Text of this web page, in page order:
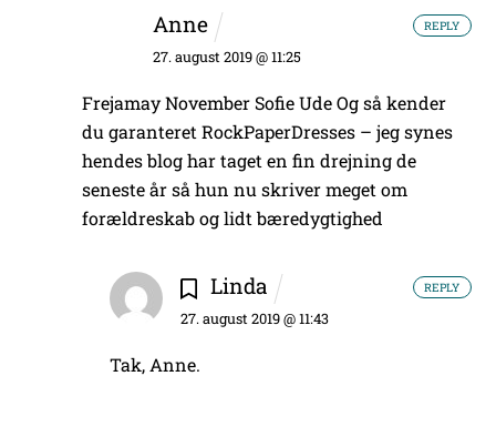
Anne
27. august 2019 @ 11:25
Frejamay NovemberSofie UdeOg så kender
du garanteret RockPaperDresses – jeg synes
hendes blog har taget en fin drejning de
seneste år så hun nu skriver meget om
forældreskab og lidt bæredygtighed
REPLY
Linda
27. august 2019 @ 11:43
Tak, Anne.
REPLY